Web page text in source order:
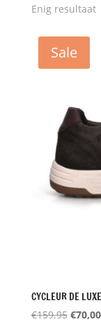
Enig resultaat
Sale
CYCLEUR DE
€159,95 €70,00